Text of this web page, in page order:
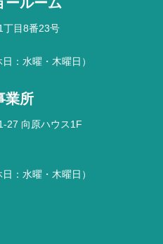
丁目8番23号
：水曜・木曜日）
業所
27 向原ハウス1F
：水曜・木曜日）